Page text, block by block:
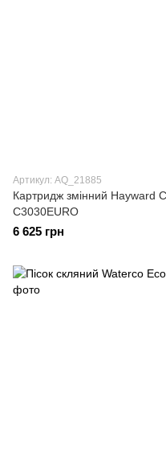
Артикул: AQ_21885
Картридж змінний Hayward
C3030EURO
6 625 грн